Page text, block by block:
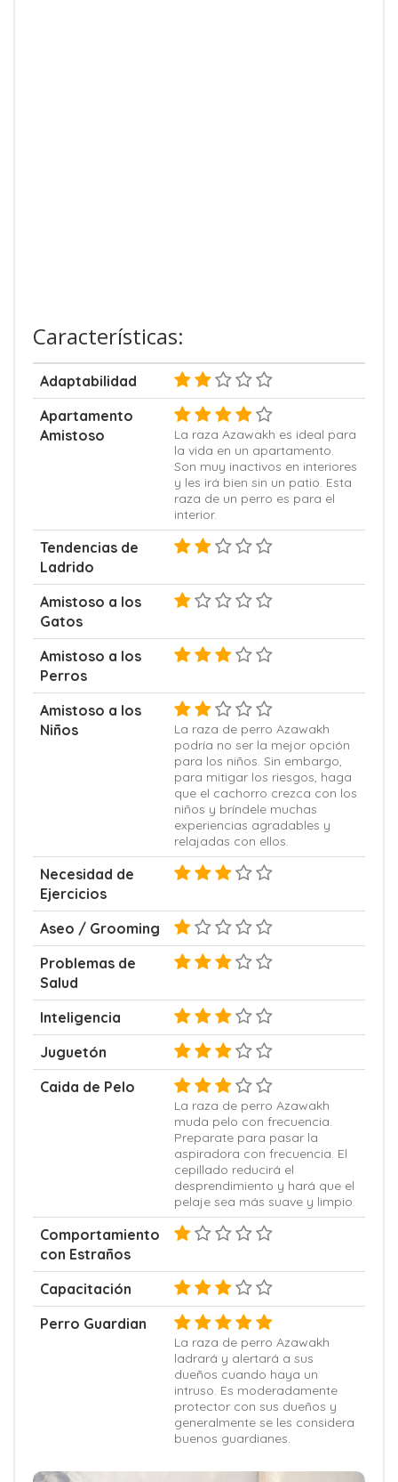
Características:
Adaptabilidad
Apartamento
Amistoso
La raza Azawakh es ideal para
la vida en un apartamento.
Son muy inactivos en interiores
y les irá bien sin un patio. Esta
raza de un perro es para el
interior.
Tendencias de
Ladrido
Amistoso a los
Gatos
Amistoso a los
Perros
Amistoso a los
Niños
La raza de perro Azawakh
podría no ser la mejor opción
para los niños. Sin embargo,
para mitigar los riesgos, haga
que el cachorro crezca con los
niños y bríndele muchas
experiencias agradables y
relajadas con ellos.
Necesidad de
Ejercicios
Aseo / Grooming
Problemas de
Salud
Inteligencia
Juguetón
Caida de Pelo
La raza de perro Azawakh
muda pelo con frecuencia.
Preparate para pasar la
aspiradora con frecuencia. El
cepillado reducirá el
desprendimiento y hará que el
pelaje sea más suave y limpio.
Comportamiento
con Estraños
Capacitación
Perro Guardian
La raza de perro Azawakh
ladrará y alertará a sus
dueños cuando haya un
intruso. Es moderadamente
protector con sus dueños y
generalmente se les considera
buenos guardianes.